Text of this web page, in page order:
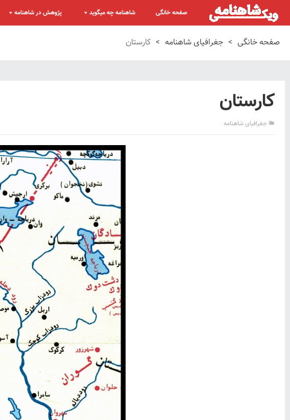
صفحه خانگی شاهنامه چه میگوید پژوهش در شاهنامه
صفحه خانگی > جغرافیای شاهنامه > کارستان
کارستان
جغرافیای شاهنامه